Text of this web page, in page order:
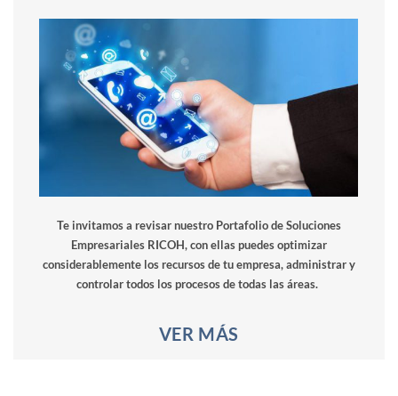
Te invitamos a revisar nuestro Portafolio de Soluciones
Empresariales RICOH, con ellas puedes optimizar
considerablemente los recursos de tu empresa, administrar y
controlar todos los procesos de todas las áreas.
VER MÁS